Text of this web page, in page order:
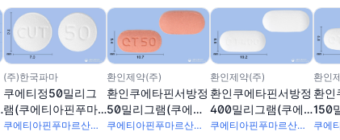
(주)한국파마
쿠에티정50밀리그
램(쿠에티아핀푸마
르산염)
쿠에티아핀푸마르산염 57.565mg
환인제약(주)
환인쿠에타핀서방정
50밀리그램(쿠에티
아핀푸마르산염) 쿠에티아핀푸마르산염 57.56mg
환인제약(주)
환인쿠에타핀서방정
400밀리그램(쿠에
티아핀푸마르산염)
쿠에티아핀푸마르산염 460.5mg
환인
환인
150
아핀